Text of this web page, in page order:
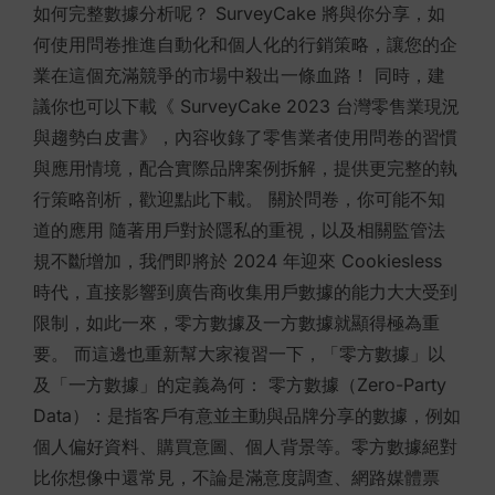
如何完整數據分析呢？ ​​SurveyCake 將與你分享，如
何使用問卷推進自動化和個人化的行銷策略，讓您的企
業在這個充滿競爭的市場中殺出一條血路！ 同時，建
議你也可以下載《 SurveyCake 2023 台灣零售業現況
與趨勢白皮書》，內容收錄了零售業者使用問卷的習慣
與應用情境，配合實際品牌案例拆解，提供更完整的執
行策略剖析，歡迎點此下載。 關於問卷，你可能不知
道的應用 隨著用戶對於隱私的重視，以及相關監管法
規不斷增加，我們即將於 2024 年迎來 Cookiesless
時代，直接影響到廣告商收集用戶數據的能力大大受到
限制，如此一來，零方數據及一方數據就顯得極為重
要。 而這邊也重新幫大家複習一下，「零方數據」以
及「一方數據」的定義為何： 零方數據（Zero-Party
Data）：是指客戶有意並主動與品牌分享的數據，例如
個人偏好資料、購買意圖、個人背景等。零方數據絕對
比你想像中還常見，不論是滿意度調查、網路媒體票